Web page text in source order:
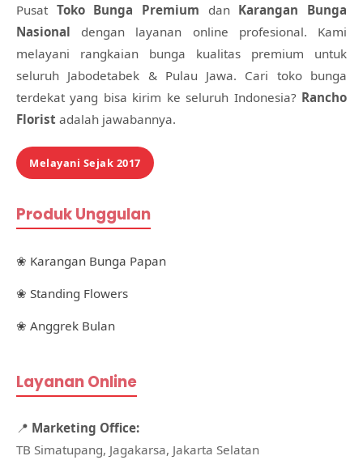
Pusat Toko Bunga Premium dan Karangan Bunga
Nasional dengan layanan online profesional. Kami
melayani rangkaian bunga kualitas premium untuk
seluruh Jabodetabek & Pulau Jawa. Cari toko bunga
terdekat yang bisa kirim ke seluruh Indonesia? Rancho
Florist adalah jawabannya.
Melayani Sejak 2017
Produk Unggulan
❀ Karangan Bunga Papan
❀ Standing Flowers
❀ Anggrek Bulan
Layanan Online
📍 Marketing Office:
TB Simatupang, Jagakarsa, Jakarta Selatan